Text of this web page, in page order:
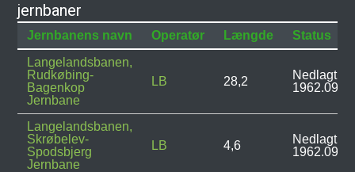
jernbaner
Jernbanens navn Operatør Længde
Status
Langelandsbanen,
Rudkøbing-
Bagenkop
Jernbane
LB 28,2
Nedlagt:
Langelandsbanen,
Skrøbelev-
Spodsbjerg
Jernbane
LB 4,6
Nedlagt: